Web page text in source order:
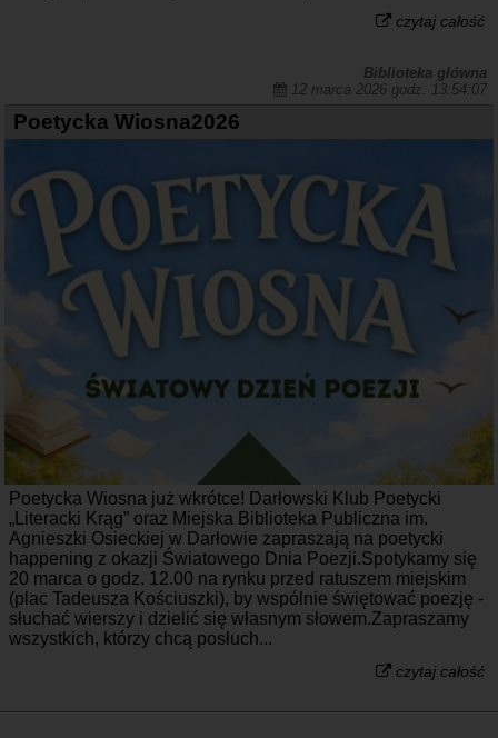
czytaj całość
Biblioteka główna
12 marca 2026 godz. 13:54:07
Poetycka Wiosna2026
Poetycka Wiosna już wkrótce! Darłowski Klub Poetycki
„Literacki Krąg” oraz Miejska Biblioteka Publiczna im.
Agnieszki Osieckiej w Darłowie zapraszają na poetycki
happening z okazji Światowego Dnia Poezji.Spotykamy się
20 marca o godz. 12.00 na rynku przed ratuszem miejskim
(plac Tadeusza Kościuszki), by wspólnie świętować poezję -
słuchać wierszy i dzielić się własnym słowem.Zapraszamy
wszystkich, którzy chcą posłuch...
czytaj całość